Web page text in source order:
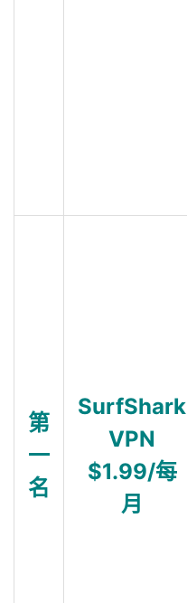
第
一
名
SurfShark
VPN
$1.99/每
月